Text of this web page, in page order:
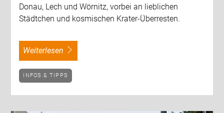
Donau, Lech und Wörnitz, vorbei an lieblichen
Städtchen und kosmischen Krater-Überresten.
weiterlesen
INFOS & TIPPS